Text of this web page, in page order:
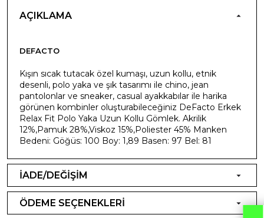
AÇIKLAMA
DEFACTO
Kışın sıcak tutacak özel kumaşı, uzun kollu, etnik
desenli, polo yaka ve şık tasarımı ile chino, jean
pantolonlar ve sneaker, casual ayakkabılar ile harika
görünen kombinler oluşturabileceğiniz DeFacto Erkek
Relax Fit Polo Yaka Uzun Kollu Gömlek. Akrilik
12%,Pamuk 28%,Viskoz 15%,Poliester 45% Manken
Bedeni: Göğüs: 100 Boy: 1,89 Basen: 97 Bel: 81
İADE/DEĞİŞİM
ÖDEME SEÇENEKLERİ